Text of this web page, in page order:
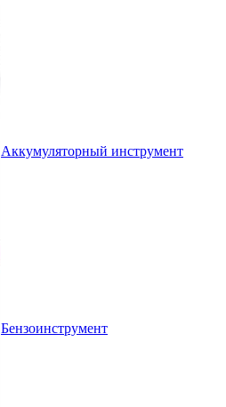
Аккумуляторный инструмент
Бензоинструмент